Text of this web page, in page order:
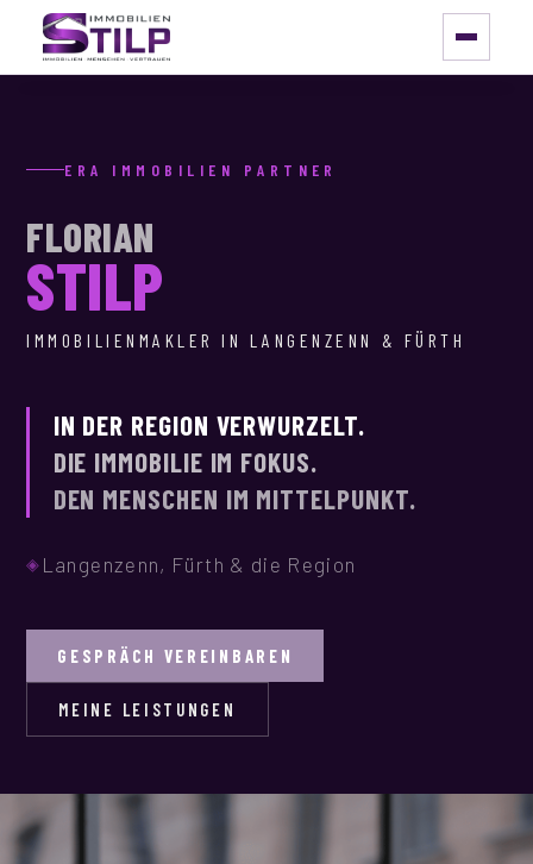
LEISTUNGEN
BEWERTUNG
FINANZIERUNG
KONTAKT
0171 117 77 60
ERA IMMOBILIEN PARTNER
FLORIAN
STILP
IMMOBILIENMAKLER IN LANGENZENN & FÜRTH
IN DER REGION VERWURZELT.
DIE IMMOBILIE IM FOKUS.
DEN MENSCHEN IM MITTELPUNKT.
Langenzenn, Fürth & die Region
GESPRÄCH VEREINBAREN
MEINE LEISTUNGEN